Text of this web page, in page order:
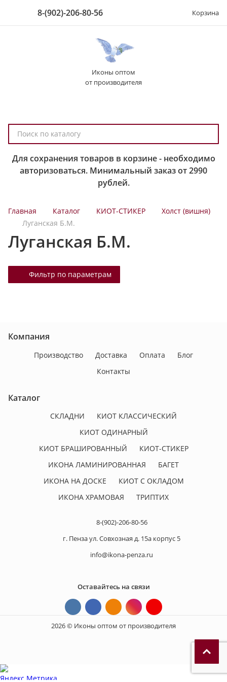
8-(902)-206-80-56 Корзина
Иконы оптом
от производителя
о
к
т
а
Для сохранения товаров в корзине - необходимо
авторизоваться. Минимальный заказ от 2990
рублей.
Главная Каталог КИОТ-СТИКЕР
Холст (вишня)
Луганская Б.М.
Луганская Б.М.
Фильтр по параметрам
Компания
Производство Доставка Оплата
Блог
Контакты
Каталог
СКЛАДНИ
КИОТ КЛАССИЧЕСКИЙ
КИОТ ОДИНАРНЫЙ
КИОТ БРАШИРОВАННЫЙ
КИОТ-СТИКЕР
ИКОНА ЛАМИНИРОВАННАЯ
БАГЕТ
ИКОНА НА ДОСКЕ
КИОТ С ОКЛАДОМ
ИКОНА ХРАМОВАЯ
ТРИПТИХ
8-(902)-206-80-56
г. Пенза ул. Совхозная д. 15а корпус 5
info@ikona-penza.ru
Оставайтесь на связи
2026 © Иконы оптом от производителя
и